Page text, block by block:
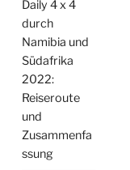
Daily 4 x 4
durch
Namibia und
Südafrika
2022:
Reiseroute
und
Zusammenfa
ssung